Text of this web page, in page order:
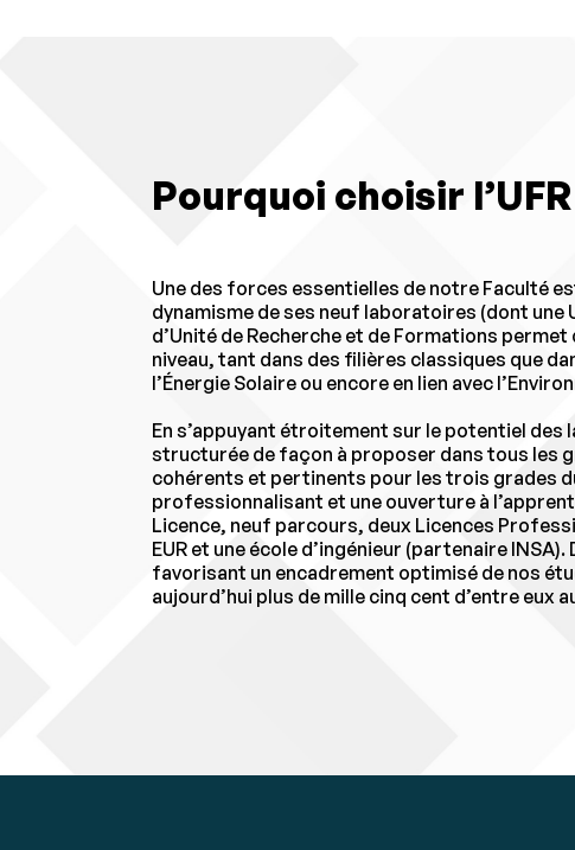
Pourquoi choisir l’UFR
Une des forces essentielles de notre Faculté
dynamisme de ses neuf laboratoires (dont
d’Unité de Recherche et de Formations
niveau, tant dans des filières classiques que
l’Énergie Solaire ou encore en lien avec
En s’appuyant étroitement sur le potentiel
structurée de façon à proposer dans tous les
cohérents et pertinents pour les trois grades
professionnalisant et une ouverture à
Licence, neuf parcours, deux Licences
EUR et une école d’ingénieur (partenaire
favorisant un encadrement optimisé de nos
aujourd’hui plus de mille cinq cent d’entre